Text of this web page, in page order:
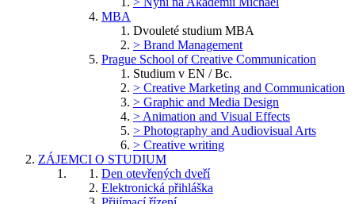
MBA
Dvouleté studium MBA
> Brand Management
Prague School of Creative Communication
Studium v EN / Bc.
> Creative Marketing and Communication
> Graphic and Media Design
> Animation and Visual Effects
> Photography and Audiovisual Arts
> Creative writing
ZÁJEMCI O STUDIUM
Den otevřených dveří
Elektronická přihláška